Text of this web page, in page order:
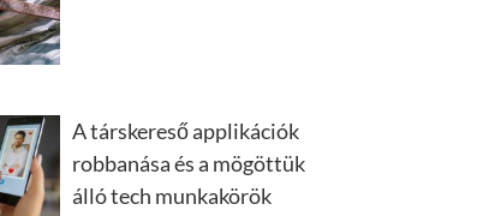
A társkereső applikációk
robbanása és a mögöttük
álló tech munkakörök